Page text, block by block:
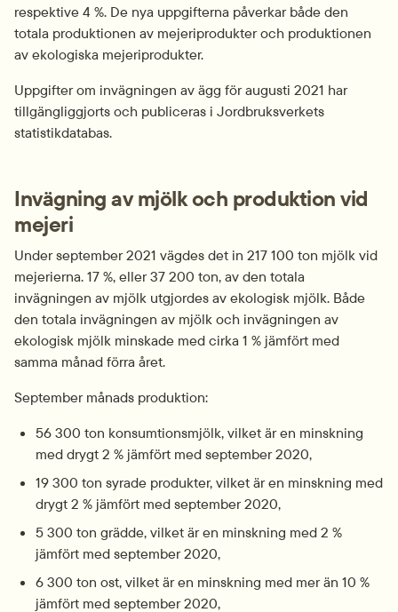
respektive 4 %. De nya uppgifterna påverkar både den
totala produktionen av mejeriprodukter och produktionen
av ekologiska mejeriprodukter.
Uppgifter om invägningen av ägg för augusti 2021 har
tillgängliggjorts och publiceras i Jordbruksverkets
statistikdatabas.
Invägning av mjölk och produktion vid
mejeri
Under september 2021 vägdes det in 217 100 ton mjölk vid
mejerierna. 17 %, eller 37 200 ton, av den totala
invägningen av mjölk utgjordes av ekologisk mjölk. Både
den totala invägningen av mjölk och invägningen av
ekologisk mjölk minskade med cirka 1 % jämfört med
samma månad förra året.
September månads produktion:
56 300 ton konsumtionsmjölk, vilket är en minskning
med drygt 2 % jämfört med september 2020,
19 300 ton syrade produkter, vilket är en minskning med
drygt 2 % jämfört med september 2020,
5 300 ton grädde, vilket är en minskning med 2 %
jämfört med september 2020,
6 300 ton ost, vilket är en minskning med mer än 10 %
jämfört med september 2020,